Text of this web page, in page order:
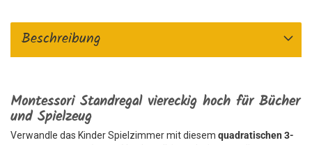
Beschreibung
Montessori Standregal viereckig hoch für Bücher
und Spielzeug
Verwandle das Kinder Spielzimmer mit diesem quadratischen 3-